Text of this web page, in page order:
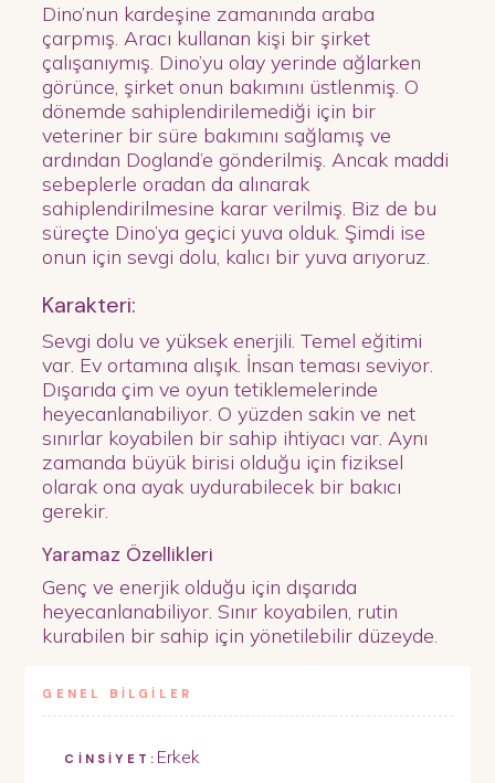
Dino’nun kardeşine zamanında araba
çarpmış. Aracı kullanan kişi bir şirket
çalışanıymış. Dino’yu olay yerinde ağlarken
görünce, şirket onun bakımını üstlenmiş. O
dönemde sahiplendirilemediği için bir
veteriner bir süre bakımını sağlamış ve
ardından Dogland’e gönderilmiş. Ancak maddi
sebeplerle oradan da alınarak
sahiplendirilmesine karar verilmiş. Biz de bu
süreçte Dino’ya geçici yuva olduk. Şimdi ise
onun için sevgi dolu, kalıcı bir yuva arıyoruz.
Karakteri:
Sevgi dolu ve yüksek enerjili. Temel eğitimi
var. Ev ortamına alışık. İnsan teması seviyor.
Dışarıda çim ve oyun tetiklemelerinde
heyecanlanabiliyor. O yüzden sakin ve net
sınırlar koyabilen bir sahip ihtiyacı var. Aynı
zamanda büyük birisi olduğu için fiziksel
olarak ona ayak uydurabilecek bir bakıcı
gerekir.
Yaramaz Özellikleri
Genç ve enerjik olduğu için dışarıda
heyecanlanabiliyor. Sınır koyabilen, rutin
kurabilen bir sahip için yönetilebilir düzeyde.
GENEL BİLGİLER
CİNSİYET: Erkek